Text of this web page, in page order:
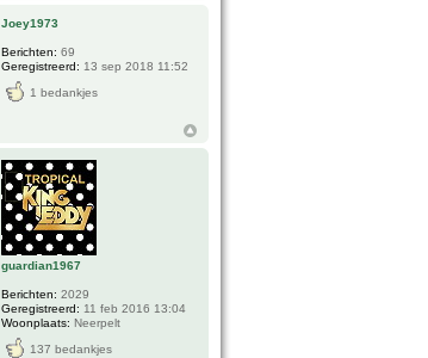
Joey1973
Berichten: 69
Geregistreerd: 13 sep 2018 11:52
1 bedankjes
guardian1967
Berichten: 2029
Geregistreerd: 11 feb 2016 13:04
Woonplaats: Neerpelt
137 bedankjes